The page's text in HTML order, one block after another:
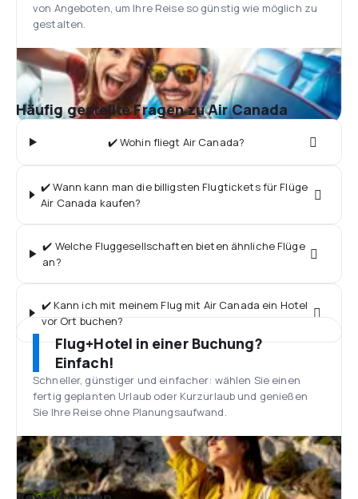
von Angeboten, um Ihre Reise so günstig wie möglich zu
gestalten.
Häufig gestellte Fragen zu Air Canada
✔️ Wohin fliegt Air Canada?
✔️ Wann kann man die billigsten Flugtickets für Flüge
Air Canada kaufen?
✔️ Welche Fluggesellschaften bieten ähnliche Flüge
an?
✔️ Kann ich mit meinem Flug mit Air Canada ein Hotel
vor Ort buchen?
Flug+Hotel in einer Buchung?
Einfach!
Schneller, günstiger und einfacher: wählen Sie einen
fertig geplanten Urlaub oder Kurzurlaub und genießen
Sie Ihre Reise ohne Planungsaufwand.